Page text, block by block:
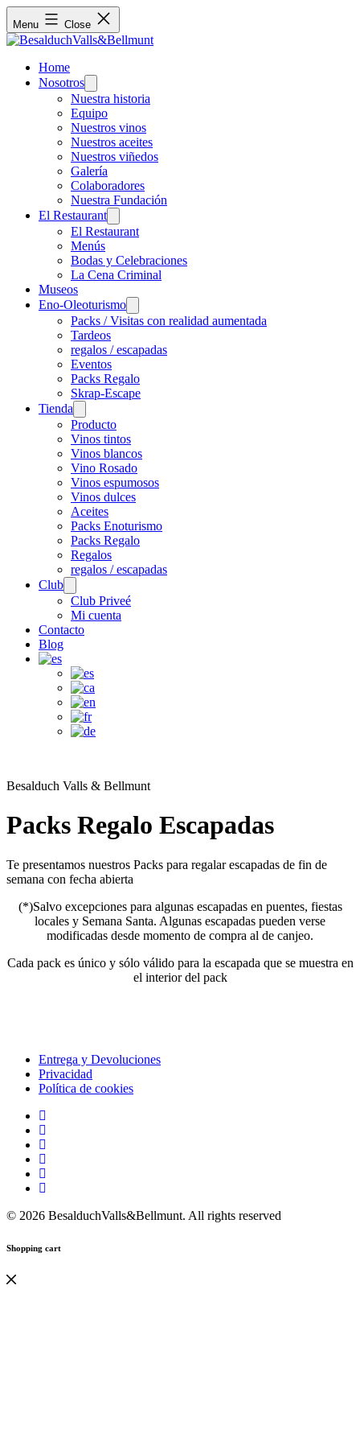
Menu Close
Home
Nosotros
menu
Nuestra historia
Equipo
Nuestros vinos
Nuestros aceites
Nuestros viñedos
Galería
Colaboradores
Nuestra Fundación
El Restaurant
menu
El Restaurant
Menús
Bodas y Celebraciones
La Cena Criminal
Museos
Eno-Oleoturismo
menu
Packs / Visitas con realidad aumentada
Tardeos
regalos / escapadas
Eventos
Packs Regalo
Skrap-Escape
Tienda
menu
Producto
Vinos tintos
Vinos blancos
Vino Rosado
Vinos espumosos
Vinos dulces
Aceites
Packs Enoturismo
Packs Regalo
Regalos
regalos / escapadas
Club
menu
Club Priveé
Mi cuenta
Contacto
Blog
Besalduch Valls & Bellmunt
Packs Regalo Escapadas
Te presentamos nuestros Packs para regalar escapadas de fin de
semana con fecha abierta
(*)Salvo excepciones para algunas escapadas en puentes, fiestas
locales y Semana Santa. Algunas escapadas pueden verse
modificadas desde momento de compra al de canjeo.
Cada pack es único y sólo válido para la escapada que se muestra en
el interior del pack
Entrega y Devoluciones
Privacidad
Política de cookies
© 2026 BesalduchValls&Bellmunt. All rights reserved
Shopping cart